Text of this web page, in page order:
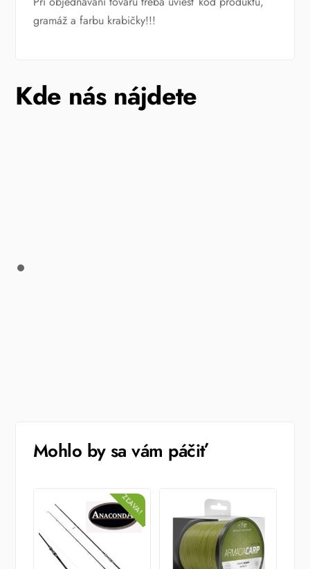
gramáž a farbu krabičky!!!
Kde nás nájdete
Mohlo by sa vám páčiť
ZĽAVA!